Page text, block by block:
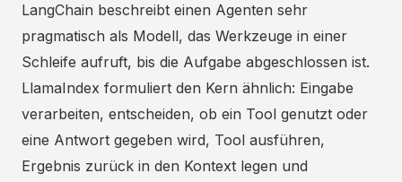
LangChain beschreibt einen Agenten sehr
pragmatisch als Modell, das Werkzeuge in einer
Schleife aufruft, bis die Aufgabe abgeschlossen ist.
LlamaIndex formuliert den Kern ähnlich: Eingabe
verarbeiten, entscheiden, ob ein Tool genutzt oder
eine Antwort gegeben wird, Tool ausführen,
Ergebnis zurück in den Kontext legen und